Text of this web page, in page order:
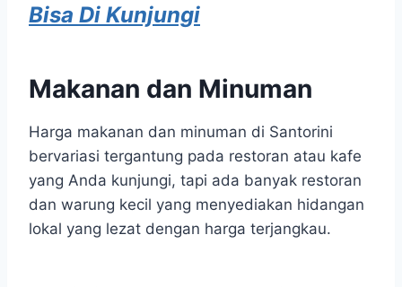
Bisa Di Kunjungi
Makanan dan Minuman
Harga makanan dan minuman di Santorini
bervariasi tergantung pada restoran atau kafe
yang Anda kunjungi, tapi ada banyak restoran
dan warung kecil yang menyediakan hidangan
lokal yang lezat dengan harga terjangkau.